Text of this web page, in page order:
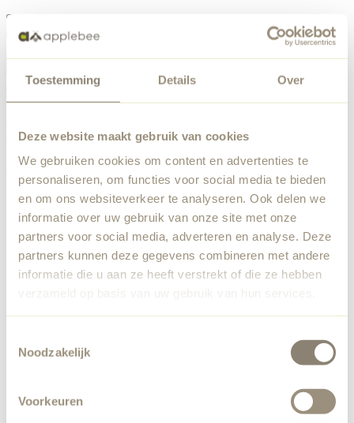
Toestemming Details Over
Deze website maakt gebruik van cookies
We gebruiken cookies om content en advertenties te
personaliseren, om functies voor social media te bieden
en om ons websiteverkeer te analyseren. Ook delen we
informatie over uw gebruik van onze site met onze
partners voor social media, adverteren en analyse. Deze
partners kunnen deze gegevens combineren met andere
informatie die u aan ze heeft verstrekt of die ze hebben
verzameld op basis van uw gebruik van hun services.
Noodzakelijk
Voorkeuren
Etwas ist schiefgelaufen
Team wurde benachrichtigt.
Zurück zur Startseite